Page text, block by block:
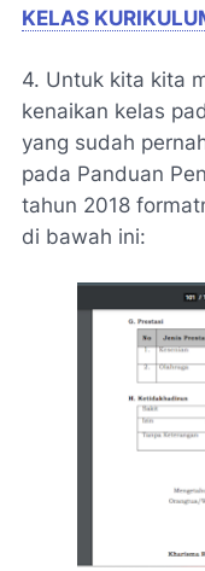
KELAS
4. Untuk kita kita
kenaikan kelas
yang sudah
pada Panduan
tahun 2018
di bawah ini: